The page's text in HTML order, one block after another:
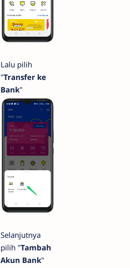
Lalu pilih
"Transfer ke
Bank"
Selanjutnya
pilih "Tambah
Akun Bank"